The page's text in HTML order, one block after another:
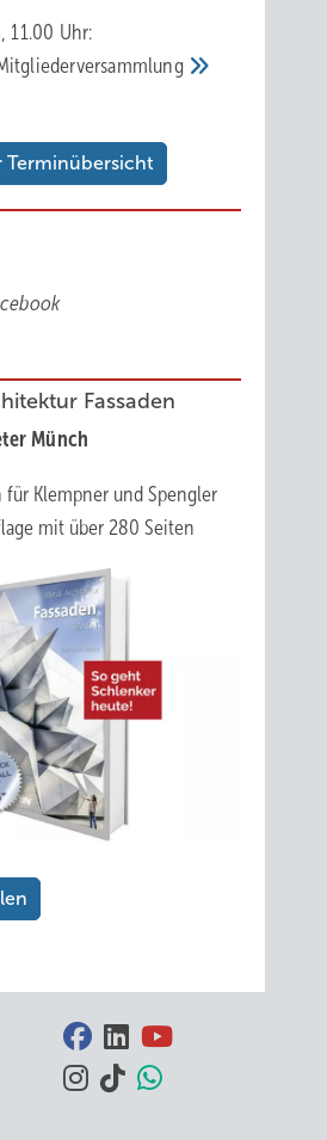
11.00 Uhr:
Terminübersicht
Fassaden
Münch
für Klempner und Spengler
mit über 280 Seiten